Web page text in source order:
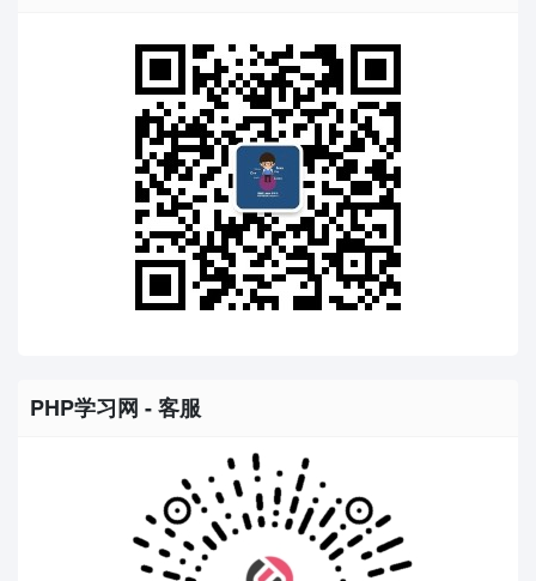
PHP学习网 - 客服